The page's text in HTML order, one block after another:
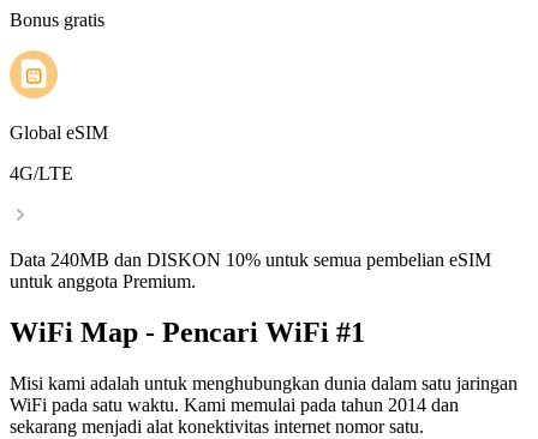
Bonus gratis
Global eSIM
4G/LTE
Data 240MB dan DISKON 10% untuk semua pembelian eSIM
untuk anggota Premium.
WiFi Map - Pencari WiFi #1
Misi kami adalah untuk menghubungkan dunia dalam satu jaringan
WiFi pada satu waktu. Kami memulai pada tahun 2014 dan
sekarang menjadi alat konektivitas internet nomor satu.